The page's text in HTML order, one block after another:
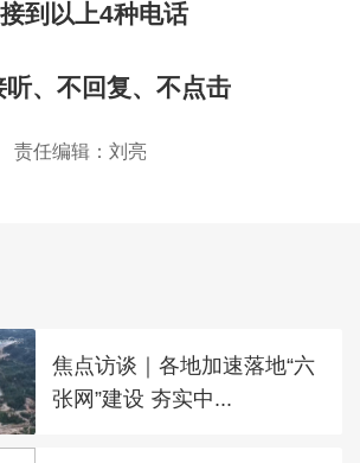
接到以上4种电话
听、不回复、不点击
责任编辑：刘亮
焦点访谈｜各地加速落地“六
张网”建设 夯实中...